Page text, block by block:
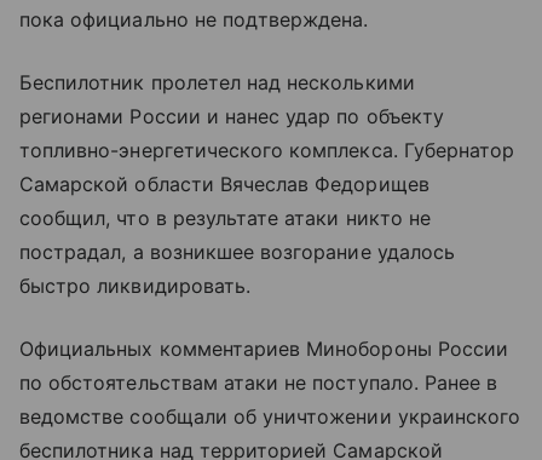
пока официально не подтверждена.
Беспилотник пролетел над несколькими
регионами России и нанес удар по объекту
топливно-энергетического комплекса. Губернатор
Самарской области Вячеслав Федорищев
сообщил, что в результате атаки никто не
пострадал, а возникшее возгорание удалось
быстро ликвидировать.
Официальных комментариев Минобороны России
по обстоятельствам атаки не поступало. Ранее в
ведомстве сообщали об уничтожении украинского
беспилотника над территорией Самарской